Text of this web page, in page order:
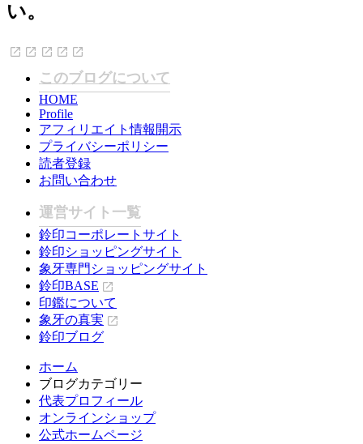
い。
このブログについて
HOME
Profile
アフィリエイト情報開示
プライバシーポリシー
読者登録
お問い合わせ
運営サイト一覧
鈴印コーポレートサイト
鈴印ショッピングサイト
象牙専門ショッピングサイト
鈴印BASE
印鑑について
象牙の真実
鈴印ブログ
ホーム
ブログカテゴリー
代表プロフィール
オンラインショップ
公式ホームページ